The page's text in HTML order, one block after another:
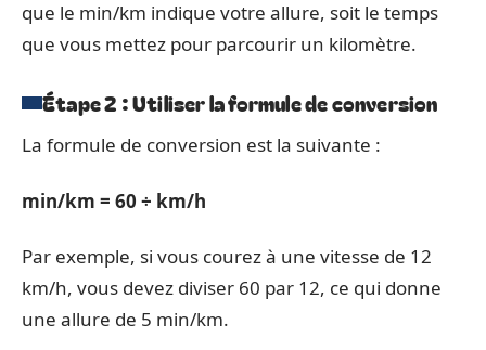
que le min/km indique votre allure, soit le temps
que vous mettez pour parcourir un kilomètre.
Étape 2 : Utiliser la formule de conversion
La formule de conversion est la suivante :
min/km = 60 ÷ km/h
Par exemple, si vous courez à une vitesse de 12
km/h, vous devez diviser 60 par 12, ce qui donne
une allure de 5 min/km.